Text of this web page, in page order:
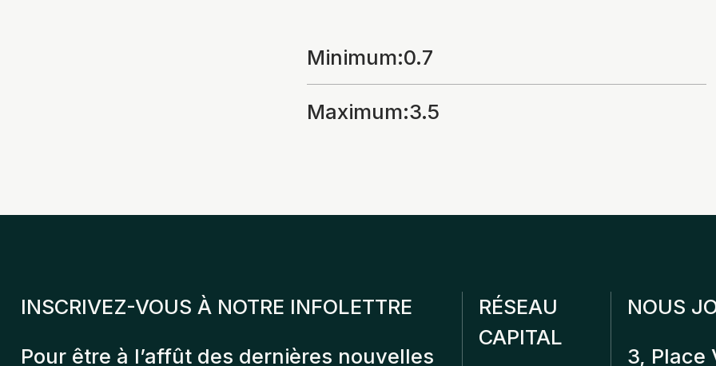
Minimum:0.7
Maximum:3.5
INSCRIVEZ-VOUS À NOTRE INFOLETTRE
Pour être à l’affût des dernières nouvelles
RÉSEAU
CAPITAL
NOUS
3, Place